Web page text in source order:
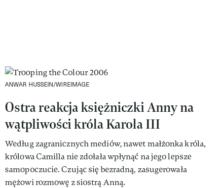
ANWAR HUSSEIN/WIREIMAGE
Ostra reakcja księżniczki Anny na
wątpliwości króla Karola III
Według zagranicznych mediów, nawet małżonka króla,
królowa Camilla nie zdołała wpłynąć na jego lepsze
samopoczucie. Czując się bezradną, zasugerowała
mężowi rozmowę z siostrą Anną.